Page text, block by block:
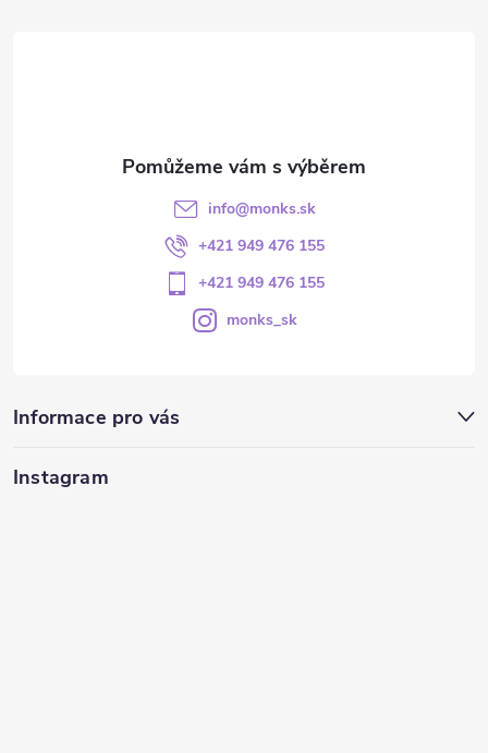
Informace pro vás
info@monks.sk
+421 949 476 155
+421 949 476 155
monks_sk
Instagram